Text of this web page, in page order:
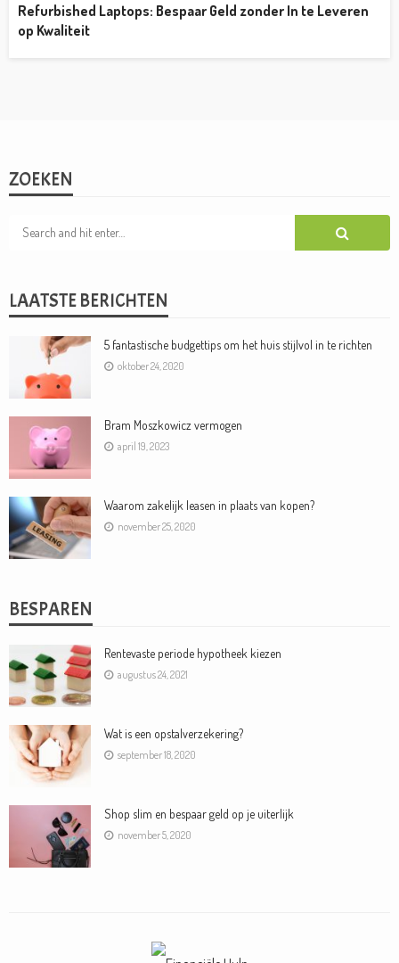
Refurbished Laptops: Bespaar Geld zonder In te Leveren
op Kwaliteit
ZOEKEN
LAATSTE BERICHTEN
5 fantastische budgettips om het huis stijlvol in te richten
oktober 24, 2020
Bram Moszkowicz vermogen
april 19, 2023
Waarom zakelijk leasen in plaats van kopen?
november 25, 2020
BESPAREN
Rentevaste periode hypotheek kiezen
augustus 24, 2021
Wat is een opstalverzekering?
september 18, 2020
Shop slim en bespaar geld op je uiterlijk
november 5, 2020